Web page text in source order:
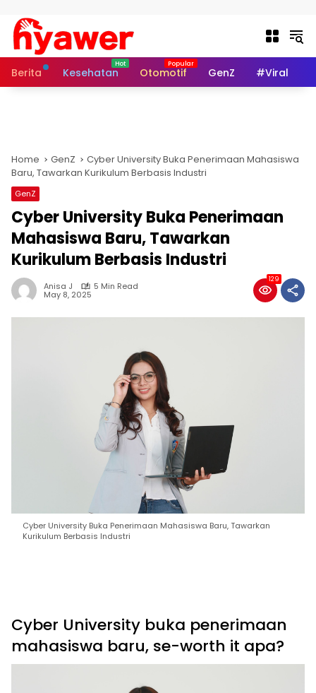
Berita Kesehatan Otomotif GenZ #Viral
Home GenZ
Cyber University Buka Penerimaan Mahasiswa
Baru, Tawarkan Kurikulum Berbasis Industri
GenZ
Cyber University Buka Penerimaan
Mahasiswa Baru, Tawarkan
Kurikulum Berbasis Industri
Anisa J 5 Min Read
May 8, 2025
129
Cyber University Buka Penerimaan Mahasiswa Baru, Tawarkan
Kurikulum Berbasis Industri
Cyber University buka penerimaan
mahasiswa baru, se-worth it apa?